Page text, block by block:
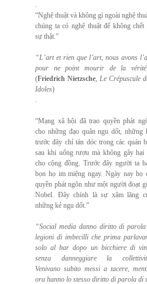
.
“Nghệ thuật và không gì ngoài nghệ
chúng ta có nghệ thuật để không chết
sự thật.”
“L’art et rien que l’art, nous avons
pour ne point mourir de la
(Friedrich Nietzsche, Le Crépuscule
Idoles)
.
“Mạng xã hội đã trao quyền phát
cho những đạo quân ngu dốt, những
trước đây chỉ tán dóc trong các quán
sau khi uống rượu mà không gây hại
cho cộng đồng. Trước đây người ta
bọn họ im miệng ngay. Ngày nay họ
quyền phát ngôn như một người đoạt
Nobel. Đây chính là sự xâm lăng
những kẻ ngu dốt.”
“Social media danno diritto di
legioni di imbecilli che prima
solo albar dopo un bicchiere di
senza danneggiare la
Venivano subito messi a tacere,
ora hanno lo stesso diritto di parola di